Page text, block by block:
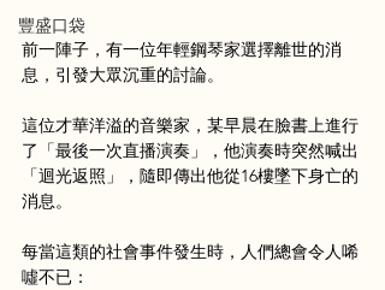
豐盛口袋
前一陣子，有一位年輕鋼琴家選擇離世的消
息，引發大眾沉重的討論。
這位才華洋溢的音樂家，某早晨在臉書上進行
了「最後一次直播演奏」，他演奏時突然喊出
「迴光返照」，隨即傳出他從16樓墜下身亡的
消息。
每當這類的社會事件發生時，人們總會令人唏
噓不已：